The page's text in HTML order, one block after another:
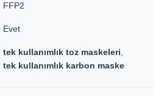
FFP2
Evet
tek kullanımlık toz maskeleri
tek kullanımlık karbon maske